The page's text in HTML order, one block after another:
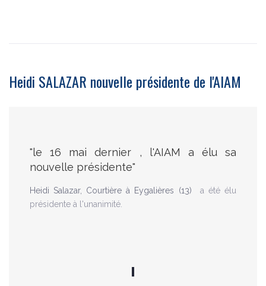
Heidi SALAZAR nouvelle présidente de l'AIAM
"le 16 mai dernier , l'AIAM a élu sa
nouvelle présidente"
Heidi Salazar, Courtière à Eygalières (13)
a été élu
présidente à l'unanimité.